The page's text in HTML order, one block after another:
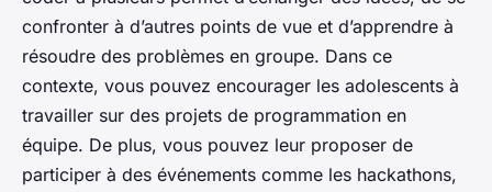
confronter à d’autres points de vue et d’apprendre à
résoudre des problèmes en groupe. Dans ce
contexte, vous pouvez encourager les adolescents à
travailler sur des projets de programmation en
équipe. De plus, vous pouvez leur proposer de
participer à des événements comme les hackathons,